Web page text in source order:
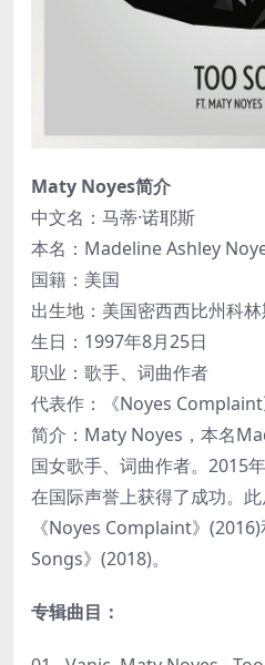
Maty Noyes简介
中文名：马蒂·诺耶斯
本名：Madeline Ashley
国籍：美国
出生地：美国密西西比州科
生日：1997年8月25日
职业：歌手、词曲作者
代表作：《Noyes Complaint
简介：Maty Noyes，本名
国女歌手、词曲作者。2015
在国际声誉上获得了成功。
《Noyes Complaint》
Songs》(2018)。
专辑曲目：